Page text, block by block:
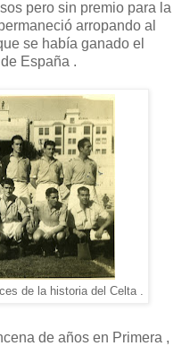
pero sin premio para la
arropando al
se había ganado el
España .
de la historia del Celta .
de años en Primera ,